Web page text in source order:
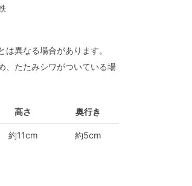
異なる場合があります。
、たたみシワがついている場
高さ 奥行き
約11cm 約5cm